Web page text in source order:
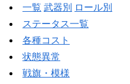
一覧 武器別
ロール別
ステータス一覧
各種コスト
状態異常
戦旗・模様